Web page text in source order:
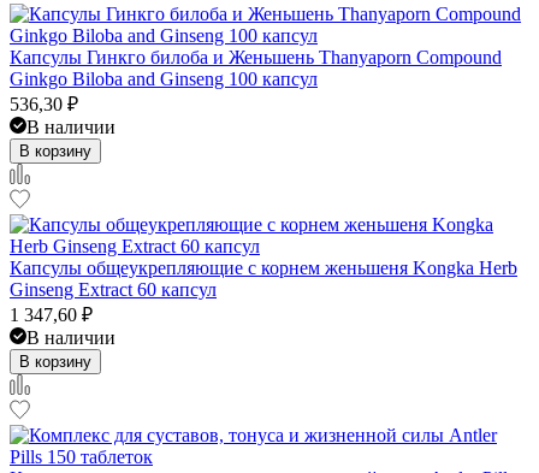
Капсулы Гинкго билоба и Женьшень Thanyaporn Compound
Ginkgo Biloba and Ginseng 100 капсул
536,30 ₽
В наличии
В корзину
Капсулы общеукрепляющие с корнем женьшеня Kongka Herb
Ginseng Extract 60 капсул
1 347,60 ₽
В наличии
В корзину